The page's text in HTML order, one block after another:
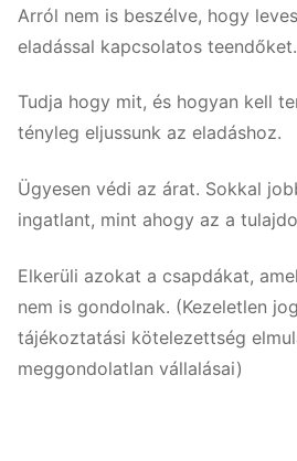
Arról nem is beszélve, hogy
eladással kapcsolatos teendőket.
Tudja hogy mit, és hogyan kell
tényleg eljussunk az eladáshoz.
Ügyesen védi az árat. Sokkal
ingatlant, mint ahogy az a
Elkerüli azokat a csapdákat,
nem is gondolnak. (Kezeletlen
tájékoztatási kötelezettség
meggondolatlan vállalásai)